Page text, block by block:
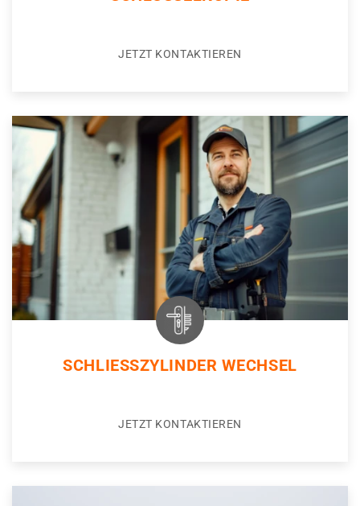
JETZT KONTAKTIEREN
SCHLIESSZYLINDER WECHSEL
JETZT KONTAKTIEREN